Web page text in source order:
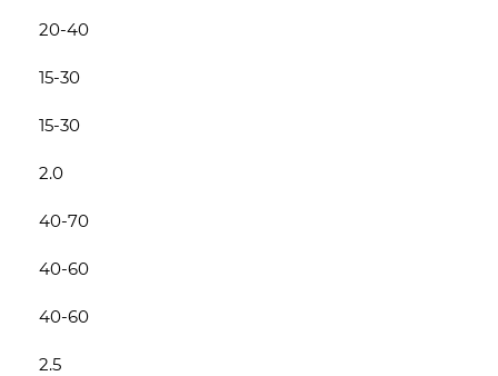
20-40
15-30
15-30
2.0
40-70
40-60
40-60
2.5